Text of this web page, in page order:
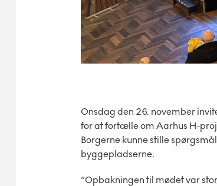
Onsdag den 26. november
for at fortælle om Aarhus H-
Borgerne kunne stille
byggepladserne.
“Opbakningen til mødet var